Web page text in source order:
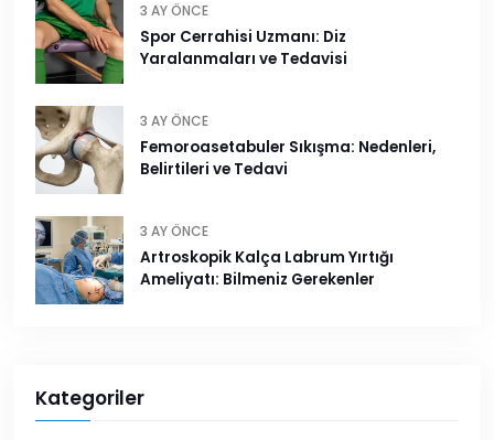
3 AY ÖNCE
Spor Cerrahisi Uzmanı: Diz
Yaralanmaları ve Tedavisi
3 AY ÖNCE
Femoroasetabuler Sıkışma: Nedenleri,
Belirtileri ve Tedavi
3 AY ÖNCE
Artroskopik Kalça Labrum Yırtığı
Ameliyatı: Bilmeniz Gerekenler
Kategoriler